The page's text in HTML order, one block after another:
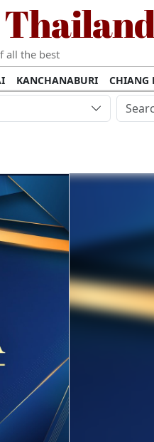
all the best
KANCHANABURI CHIANG
KOH PHI PHI
CHANTHABURI